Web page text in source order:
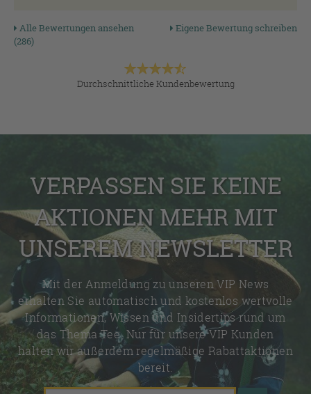
Alle Bewertungen ansehen
(286)
Eigene Bewertung schreiben
Durchschnittliche Kundenbewertung
VERPASSEN SIE KEINE
AKTIONEN MEHR MIT
UNSEREM NEWSLETTER
Mit der Anmeldung zu unseren VIP News
erhalten Sie automatisch und kostenlos wertvolle
Informationen, Wissen und Insidertips rund um
das Thema Tee. Nur für unsere VIP Kunden
halten wir außerdem regelmäßige Rabattaktionen
bereit.